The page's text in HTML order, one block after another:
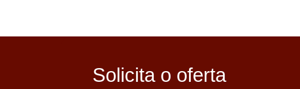
Solicita o oferta